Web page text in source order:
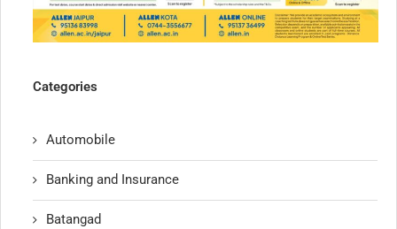
Categories
Automobile
Banking and Insurance
Batangad